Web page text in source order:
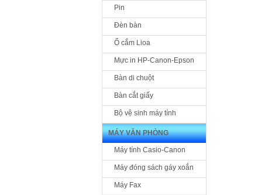
Pin
Đèn bàn
Ổ cắm Lioa
Mực in HP-Canon-Epson
Bàn di chuột
Bàn cắt giấy
Bộ vệ sinh máy tính
MÁY VĂN PHÒNG
Máy tính Casio-Canon
Máy đóng sách gáy xoắn
Máy Fax